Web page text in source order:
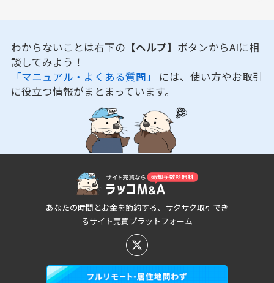
わからないことは右下の 【ヘルプ】 ボタンからAIに相
談してみよう！
「マニュアル・よくある質問」 には、使い方やお取引
に役立つ情報がまとまっています。
あなたの時間とお金を節約する、サクサク取引でき
るサイト売買プラットフォーム